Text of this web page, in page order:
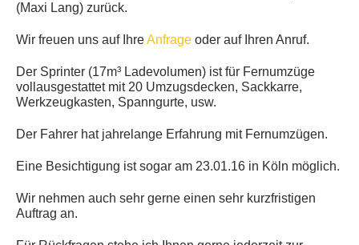
UMZUGSKOSTEN RECHNER
(Maxi Lang) zurück.
Wir freuen uns auf IhreAnfrage oder auf Ihren Anruf.
Der Sprinter (17m³ Ladevolumen) ist für Fernumzüge
vollausgestattet mit 20 Umzugsdecken, Sackkarre,
Werkzeugkasten, Spanngurte, usw.
Der Fahrer hat jahrelange Erfahrung mit Fernumzügen.
Eine Besichtigung ist sogar am 23.01.16 in Köln möglich.
Wir nehmen auch sehr gerne einen sehr kurzfristigen
Auftrag an.